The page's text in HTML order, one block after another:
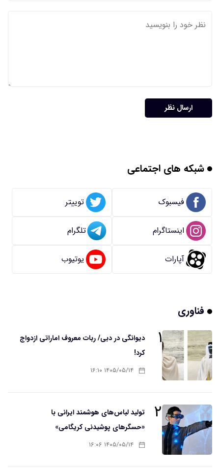
ارسال نظر
شبکه های اجتماعی
فیسبوک توییتر
اینستاگرام تلگرام
آپارات یوتیوب
فناوری
۱
دیوانگی در دبی/ ربات معروف اماراتی ازدواج
کرد!
۱۴۰۵/۰۵/۱۴ ۱۶:۱۰
۲
تولید لباس‌های هوشمند ایرانی با
«حسگرهای پوشیدنی کریگامی»
۱۴۰۵/۰۵/۱۴ ۱۶:۰۶